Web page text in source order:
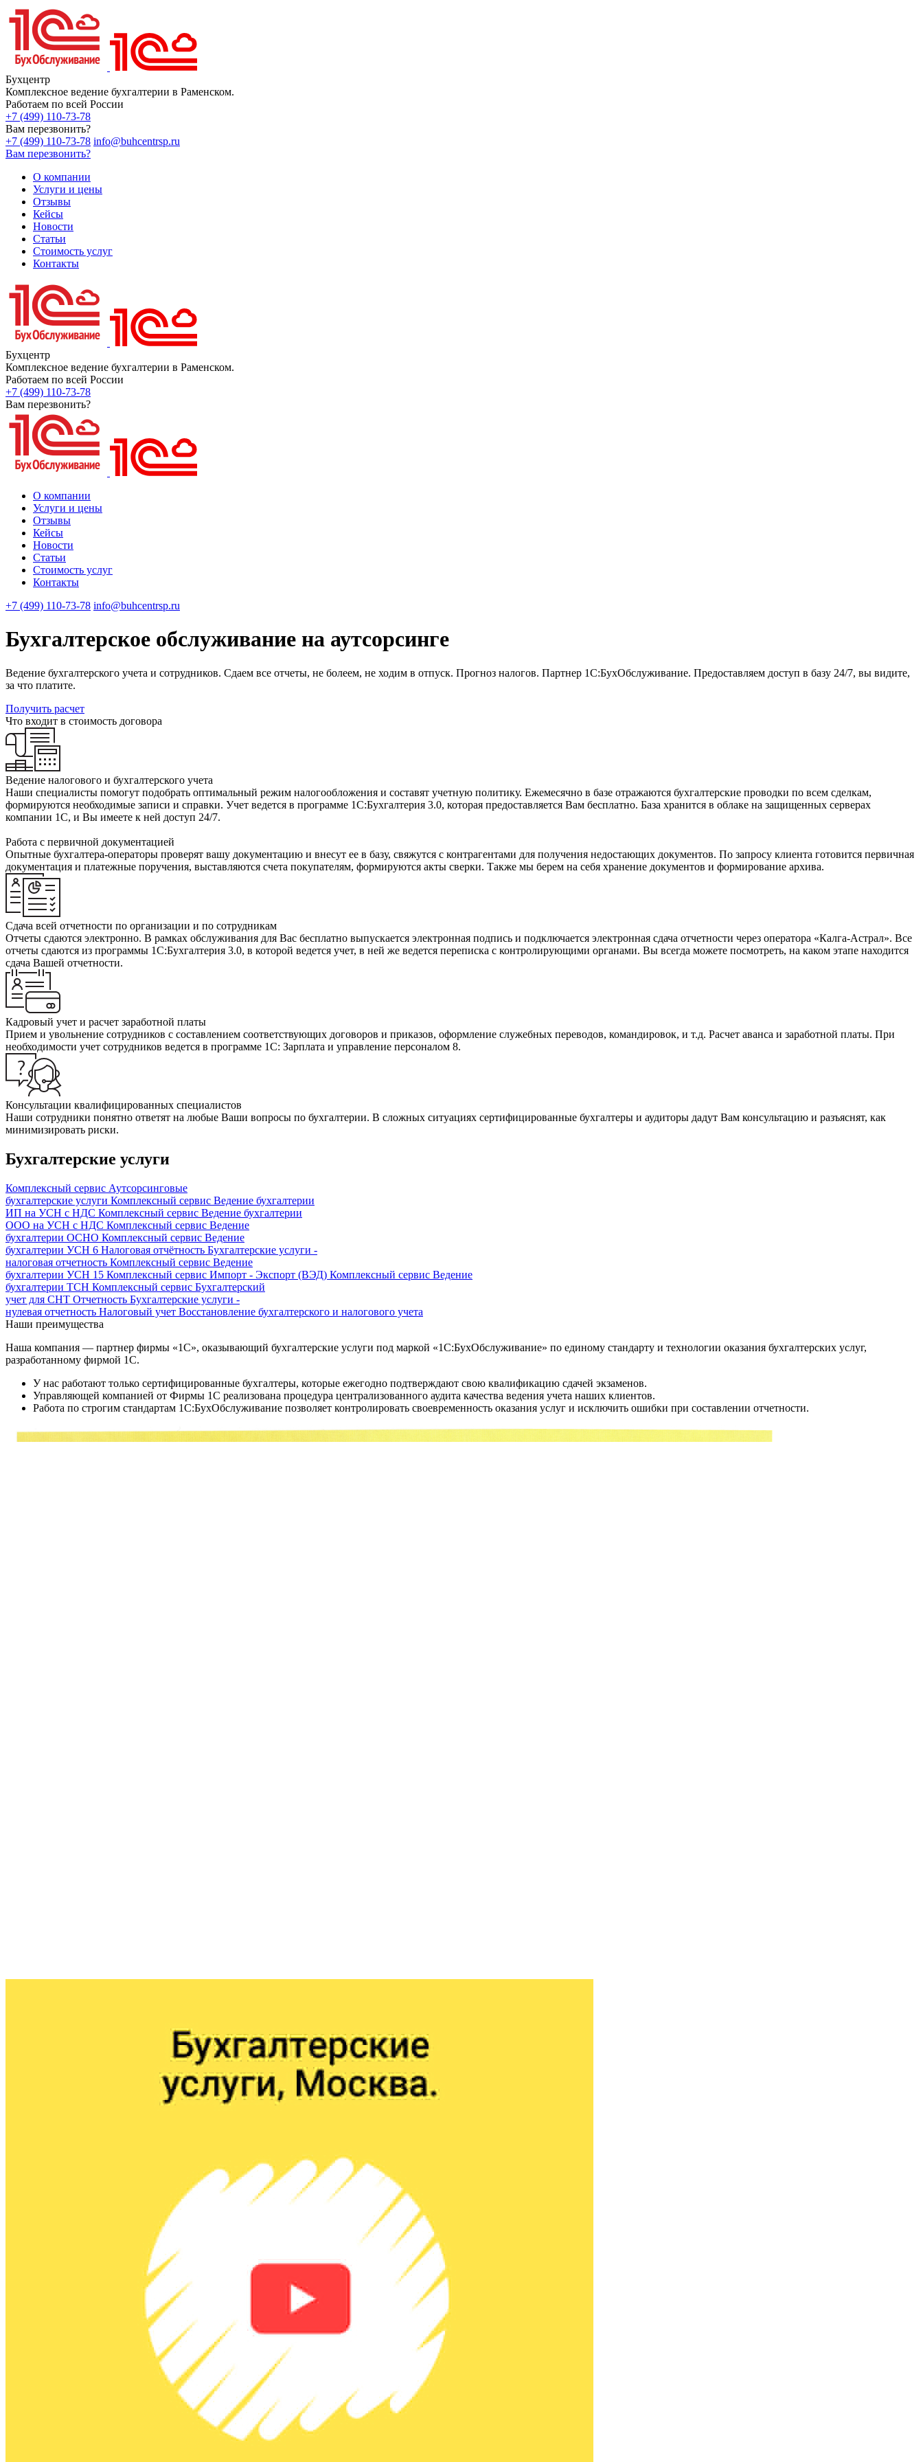
Бухцентр
Комплексное ведение бухгалтерии в Раменском.
Работаем по всей России
+7 (499) 110-73-78
Вам перезвонить?
+7 (499) 110-73-78 info@buhcentrsp.ru
Вам перезвонить?
О компании
Услуги и цены
Отзывы
Кейсы
Новости
Статьи
Стоимость услуг
Контакты
Бухцентр
Комплексное ведение бухгалтерии в Раменском.
Работаем по всей России
+7 (499) 110-73-78
Вам перезвонить?
О компании
Услуги и цены
Отзывы
Кейсы
Новости
Статьи
Стоимость услуг
Контакты
+7 (499) 110-73-78 info@buhcentrsp.ru
Бухгалтерское обслуживание на аутсорсинге
Ведение бухгалтерского учета и сотрудников. Сдаем все отчеты, не болеем, не ходим в отпуск. Прогноз налогов. Партнер 1С:БухОбслуживание. Предоставляем доступ в базу 24/7, вы видите,
за что платите.
Получить расчет
Что входит в стоимость договора
Ведение налогового и бухгалтерского учета
Наши специалисты помогут подобрать оптимальный режим налогообложения и составят учетную политику. Ежемесячно в базе отражаются бухгалтерские проводки по всем сделкам,
формируются необходимые записи и справки. Учет ведется в программе 1С:Бухгалтерия 3.0, которая предоставляется Вам бесплатно. База хранится в облаке на защищенных серверах
компании 1С, и Вы имеете к ней доступ 24/7.
Работа с первичной документацией
Опытные бухгалтера-операторы проверят вашу документацию и внесут ее в базу, свяжутся с контрагентами для получения недостающих документов. По запросу клиента готовится первичная
документация и платежные поручения, выставляются счета покупателям, формируются акты сверки. Также мы берем на себя хранение документов и формирование архива.
Сдача всей отчетности по организации и по сотрудникам
Отчеты сдаются электронно. В рамках обслуживания для Вас бесплатно выпускается электронная подпись и подключается электронная сдача отчетности через оператора «Калга-Астрал». Все
отчеты сдаются из программы 1С:Бухгалтерия 3.0, в которой ведется учет, в ней же ведется переписка с контролирующими органами. Вы всегда можете посмотреть, на каком этапе находится
сдача Вашей отчетности.
Кадровый учет и расчет заработной платы
Прием и увольнение сотрудников с составлением соответствующих договоров и приказов, оформление служебных переводов, командировок, и т.д. Расчет аванса и заработной платы. При
необходимости учет сотрудников ведется в программе 1С: Зарплата и управление персоналом 8.
Консультации квалифицированных специалистов
Наши сотрудники понятно ответят на любые Ваши вопросы по бухгалтерии. В сложных ситуациях сертифицированные бухгалтеры и аудиторы дадут Вам консультацию и разъяснят, как
минимизировать риски.
Бухгалтерские услуги
Комплексный сервис Аутсорсинговые
бухгалтерские услуги Комплексный сервис Ведение бухгалтерии
ИП на УСН с НДС Комплексный сервис Ведение бухгалтерии
ООО на УСН с НДС Комплексный сервис Ведение
бухгалтерии ОСНО Комплексный сервис Ведение
бухгалтерии УСН 6 Налоговая отчётность Бухгалтерские услуги -
налоговая отчетность Комплексный сервис Ведение
бухгалтерии УСН 15 Комплексный сервис Импорт - Экспорт (ВЭД) Комплексный сервис Ведение
бухгалтерии ТСН Комплексный сервис Бухгалтерский
учет для СНТ Отчетность Бухгалтерские услуги -
нулевая отчетность Налоговый учет Восстановление бухгалтерского и налогового учета
Наши преимущества
Наша компания — партнер фирмы «1С», оказывающий бухгалтерские услуги под маркой «1С:БухОбслуживание» по единому стандарту и технологии оказания бухгалтерских услуг,
разработанному фирмой 1С.
У нас работают только сертифицированные бухгалтеры, которые ежегодно подтверждают свою квалификацию сдачей экзаменов.
Управляющей компанией от Фирмы 1С реализована процедура централизованного аудита качества ведения учета наших клиентов.
Работа по строгим стандартам 1С:БухОбслуживание позволяет контролировать своевременность оказания услуг и исключить ошибки при составлении отчетности.